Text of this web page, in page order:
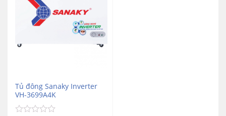
Tủ đông Sanaky Inverter
VH-3699A4K